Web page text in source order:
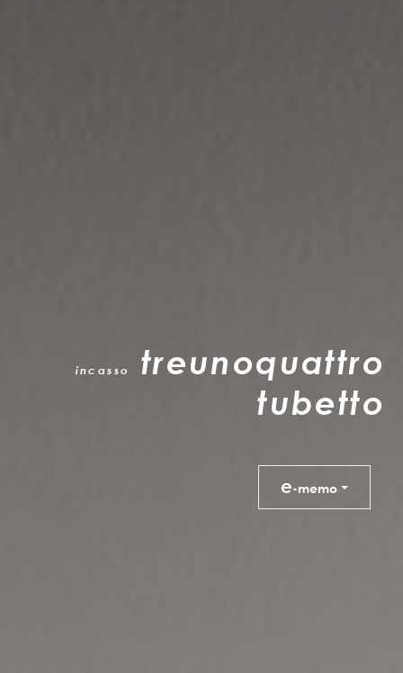
incasso
treunoquattro
tubetto
e-memo